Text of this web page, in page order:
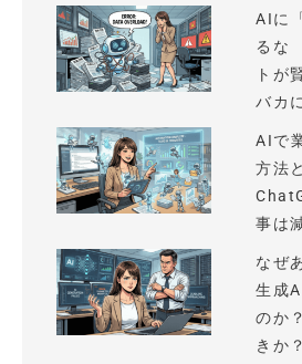
AIに
るな
トが
バカ
AIで
方法
事は
なぜ
生成
のか
きか？